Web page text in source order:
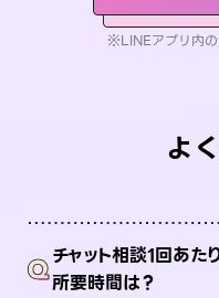
※LINEアプリ内の
よ
Qチャット相談1回あた
所要時間は？